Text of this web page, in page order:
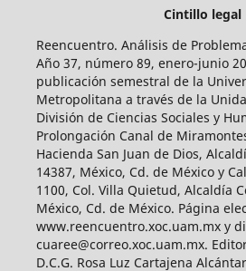
Cintillo legal
Reencuentro. Análisis de
Año 37, número 89, enero-junio
publicación semestral de la
Metropolitana a través de la
División de Ciencias Sociales y
Prolongación Canal de
Hacienda San Juan de Dios,
14387, México, Cd. de México y
1100, Col. Villa Quietud, Alcaldía
México, Cd. de México. Página
www.reencuentro.xoc.uam.mx y
cuaree@correo.xoc.uam.mx.
D.C.G. Rosa Luz Cartajena